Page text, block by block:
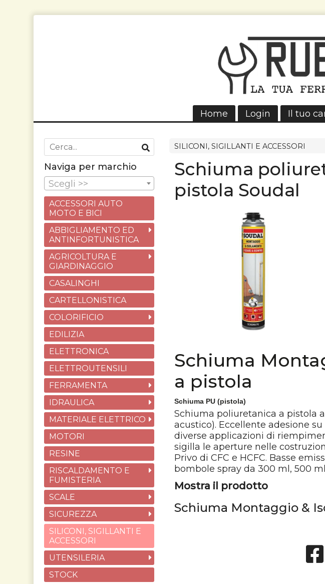
Home Login Il tuo
SILICONI, SIGILLANTI E ACCESSORI
Schiuma
pistola Soudal
Schiuma
a pistola
Schiuma PU (pistola)
Schiuma poliuretanica a pistola
acustico). Eccellente adesione
diverse applicazioni di
sigilla le aperture nelle
Privo di CFC e HCFC. Basse
bombole spray da 300 ml, 500
Mostra il prodotto
Schiuma Montaggio &
Naviga per marchio
Scegli >>
ACCESSORI AUTO
MOTO E BICI
ABBIGLIAMENTO ED
ANTINFORTUNISTICA
AGRICOLTURA E
GIARDINAGGIO
CASALINGHI
CARTELLONISTICA
COLORIFICIO
EDILIZIA
ELETTRONICA
ELETTROUTENSILI
FERRAMENTA
IDRAULICA
MATERIALE ELETTRICO
MOTORI
RESINE
RISCALDAMENTO E
FUMISTERIA
SCALE
SICUREZZA
SILICONI, SIGILLANTI E
ACCESSORI
UTENSILERIA
STOCK